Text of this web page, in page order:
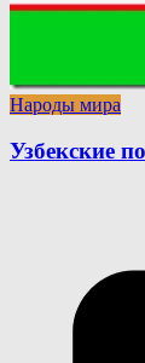
Народы мира
Узбекские